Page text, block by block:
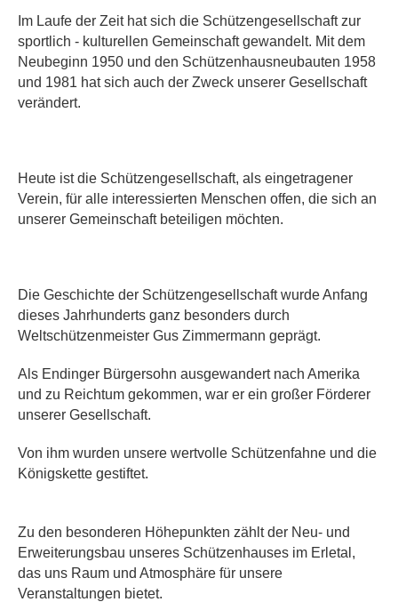
Im Laufe der Zeit hat sich die Schützengesellschaft zur
sportlich - kulturellen Gemeinschaft gewandelt. Mit dem
Neubeginn 1950 und den Schützenhausneubauten 1958
und 1981 hat sich auch der Zweck unserer Gesellschaft
verändert.
Heute ist die Schützengesellschaft, als eingetragener
Verein, für alle interessierten Menschen offen, die sich an
unserer Gemeinschaft beteiligen möchten.
Die Geschichte der Schützengesellschaft wurde Anfang
dieses Jahrhunderts ganz besonders durch
Weltschützenmeister Gus Zimmermann geprägt.
Als Endinger Bürgersohn ausgewandert nach Amerika
und zu Reichtum gekommen, war er ein großer Förderer
unserer Gesellschaft.
Von ihm wurden unsere wertvolle Schützenfahne und die
Königskette gestiftet.
Zu den besonderen Höhepunkten zählt der Neu- und
Erweiterungsbau unseres Schützenhauses im Erletal,
das uns Raum und Atmosphäre für unsere
Veranstaltungen bietet.